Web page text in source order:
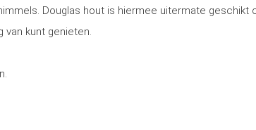
Douglas hout is hiermee uitermate geschikt
van kunt genieten.